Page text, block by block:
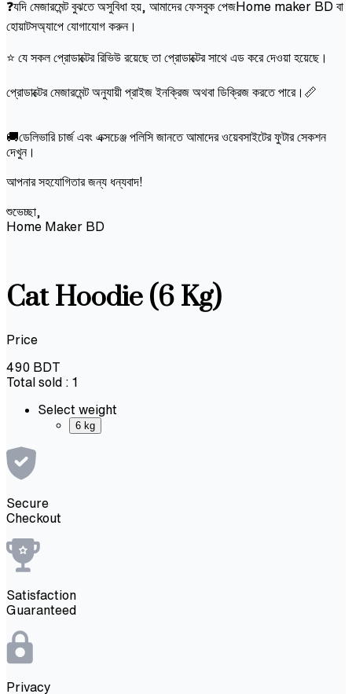
❓যদি মেজারমেন্ট বুঝতে অসুবিধা হয়, আমাদের ফেসবুক পেজHome maker BD বা
হোয়াটসঅ্যাপে যোগাযোগ করুন।
⭐ যে সকল প্রোডাক্টের রিভিউ রয়েছে তা প্রোডাক্টের সাথে এড করে দেওয়া হয়েছে।
প্রোডাক্টের মেজারমেন্ট অনুযায়ী প্রাইজ ইনক্রিজ অথবা ডিক্রিজ করতে পারে।📏
🚚ডেলিভারি চার্জ এবং এক্সচেঞ্জ পলিসি জানতে আমাদের ওয়েবসাইটের ফুটার সেকশন
দেখুন।
আপনার সহযোগিতার জন্য ধন্যবাদ!
শুভেচ্ছা,
Home Maker BD
Cat Hoodie (6 Kg)
Price
490 BDT
Total sold : 1
Select weight
6 kg
Secure
Checkout
Satisfaction
Guaranteed
Privacy